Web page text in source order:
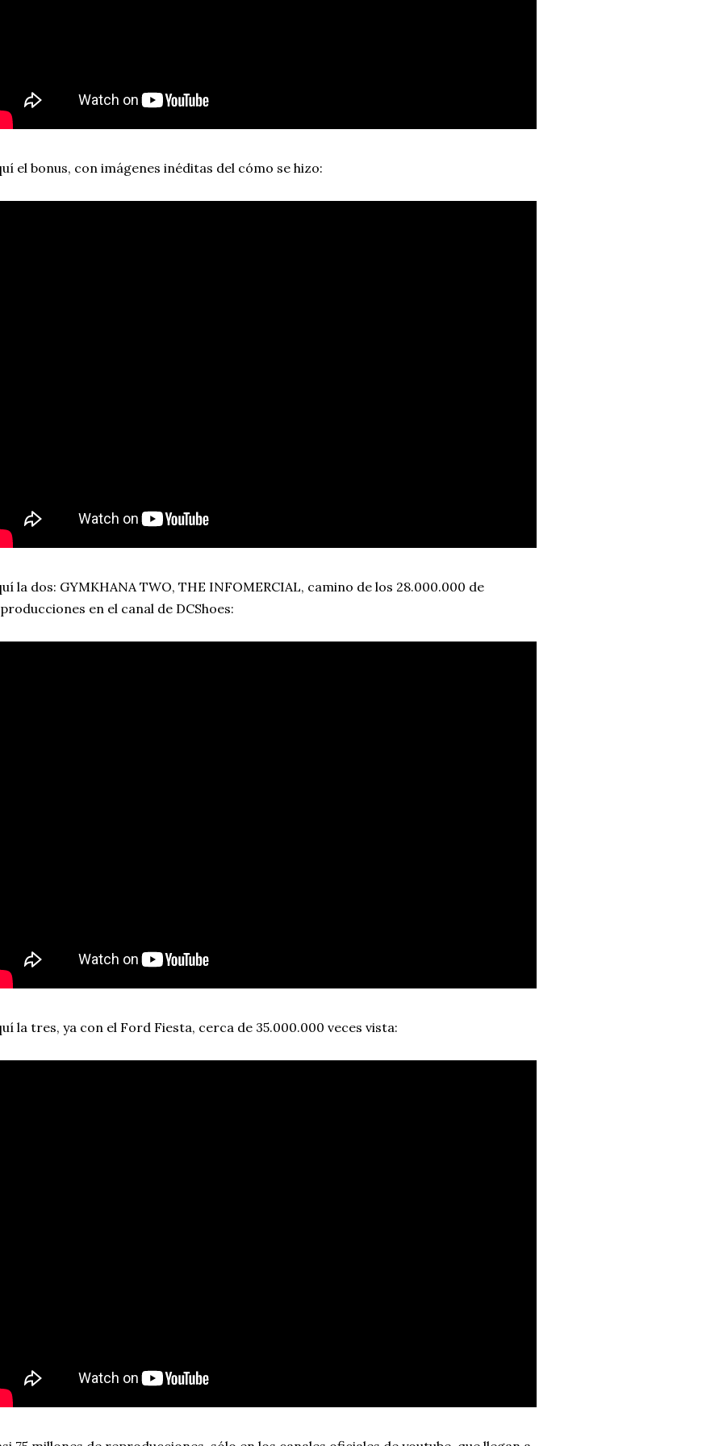
el bonus, con imágenes inéditas del cómo se hizo:
la dos: GYMKHANA TWO, THE INFOMERCIAL, camino de los 28.000.000 de
en el canal de DCShoes:
la tres, ya con el Ford Fiesta, cerca de 35.000.000 veces vista: